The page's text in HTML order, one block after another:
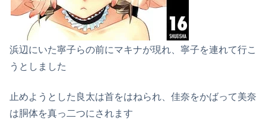
浜辺にいた寧子らの前にマキナが現れ、寧子を連れて行こ
うとしました
止めようとした良太は首をはねられ、佳奈をかばって美奈
は胴体を真っ二つにされます